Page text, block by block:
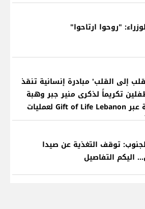
"روحوا ارتاحوا"
إلى القلب' مبادرة إنسانية تنقذ
تكريماً لذكرى منير جبر وهبة
روتارية عبر Gift of Life Lebanon لعمليات
في مستشفى حمود الجامعي
توقف التغذية عن صيدا
اليكم التفاصيل